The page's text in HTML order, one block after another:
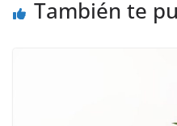
También te